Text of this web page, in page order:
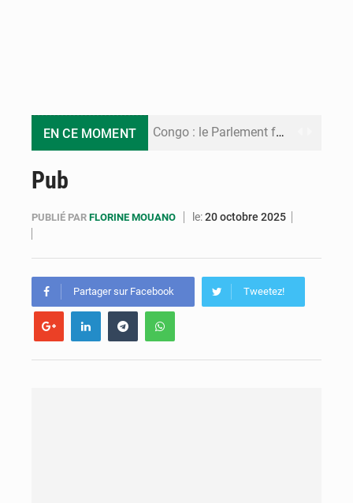
EN CE MOMENT Congo : le Parlement formule 28 recommandations sur le Cadre budgétaire 2027-2029
Pub
PUBLIÉ PAR FLORINE MOUANO le:20 octobre 2025
Partager sur Facebook Tweetez!